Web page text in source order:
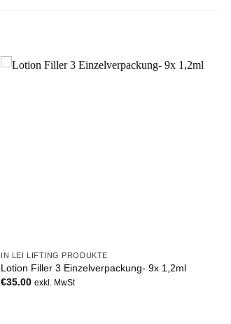
IN LEI LIFTING PRODUKTE
Lotion Filler 3 Einzelverpackung- 9x 1,2ml
€35.00 exkl. MwSt